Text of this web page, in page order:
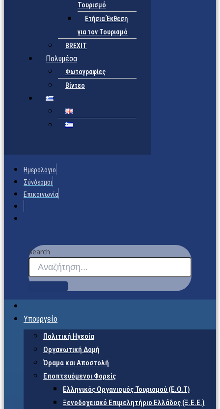
Τουρισμό
Ετήσια Έκθεση
για τον Τουρισμό
BREXIT
Πολυμέσα
Φωτογραφίες
Βίντεο
Ημερολόγιο
Σύνδεσμοι
Επικοινωνία
Search
Υπουργείο
Πολιτική Ηγεσία
Οργανωτική Δομή
Όραμα και Αποστολή
Εποπτευόμενοι Φορείς
Eλληνικός Οργανισμός Τουρισμού (Ε.Ο.Τ)
Ξενοδοχειακό Επιμελητήριο Ελλάδος (Ξ.Ε.Ε.)